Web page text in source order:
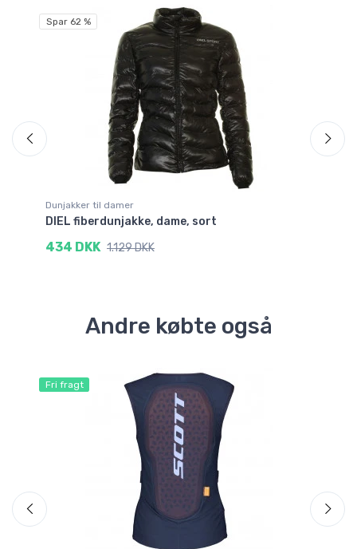
Spar 62 %
Dunjakker til damer
DIEL fiberdunjakke, dame, sort
434 DKK 1.129 DKK
Andre købte også
Fri fragt